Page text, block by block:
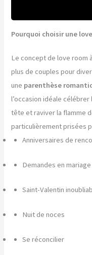
Pourquoi choisir une
Le concept de love room
plus de couples pour
une parenthèse
l’occasion idéale
tête et raviver la flamme
particulièrement prisées
Anniversaires de
Demandes en
Saint-Valentin
Nuit de noces
Se réconcilier